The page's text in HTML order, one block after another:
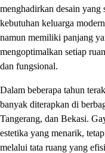
menghadirkan desain yang
kebutuhan keluarga
namun memiliki panjang
mengoptimalkan setiap
dan fungsional.
Dalam beberapa tahun
banyak diterapkan di
Tangerang, dan Bekasi.
estetika yang menarik,
melalui tata ruang yang